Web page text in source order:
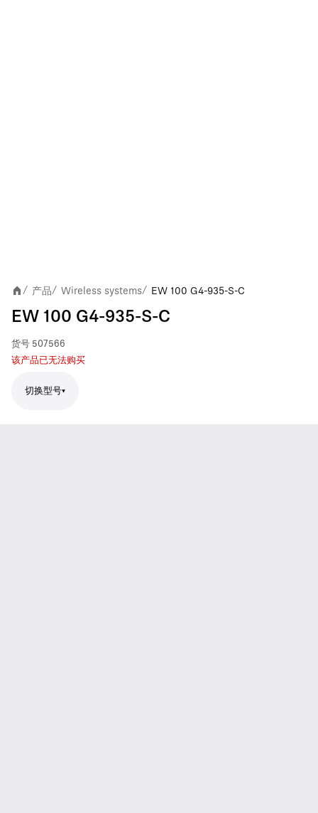
/ 产品/ Wireless systems/ EW 100 G4-935-S-C
EW 100 G4-935-S-C
货号 507566
该产品已无法购买
切换型号